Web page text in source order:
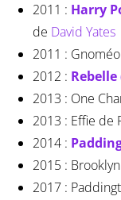
2011 : Harry
de David Yates
2011 :
2012 : Rebelle
2013 : One
2013 : Effie de
2014 :
2015 :
2017 :